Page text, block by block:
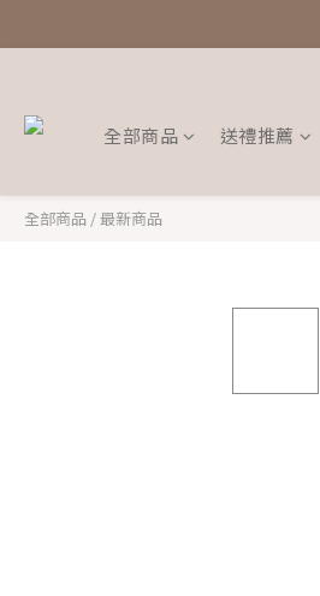
全部商品 送禮推薦
全部商品 /最新商品